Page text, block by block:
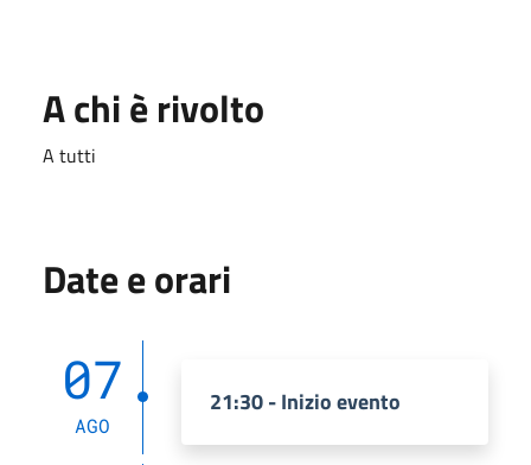
A chi è rivolto
A tutti
Date e orari
07
AGO
21:30 - Inizio evento